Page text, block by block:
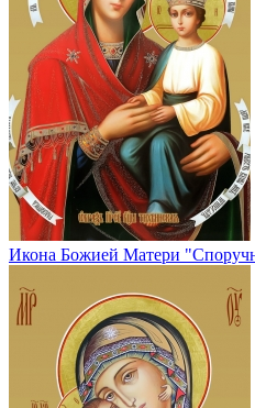
Икона Божией Матери